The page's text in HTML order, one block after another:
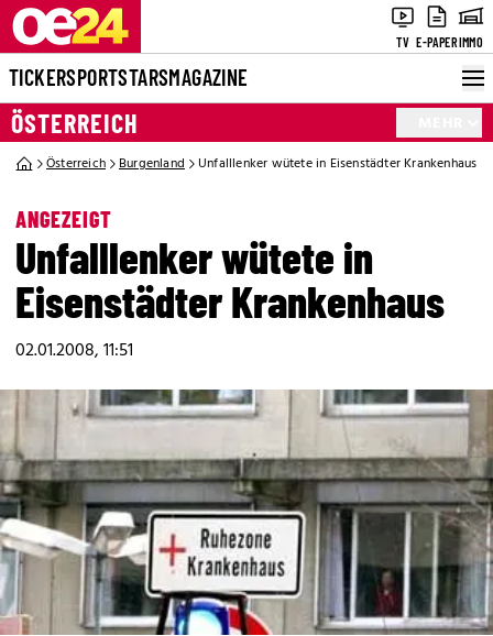
TV E-PAPERIMMO
TICKERSPORTSTARSMAGAZINE
ÖSTERREICH
Österreich Burgenland Unfalllenker wütete in Eisenstädter Krankenhaus
ANGEZEIGT
Unfalllenker wütete in
Eisenstädter Krankenhaus
02.01.2008, 11:51